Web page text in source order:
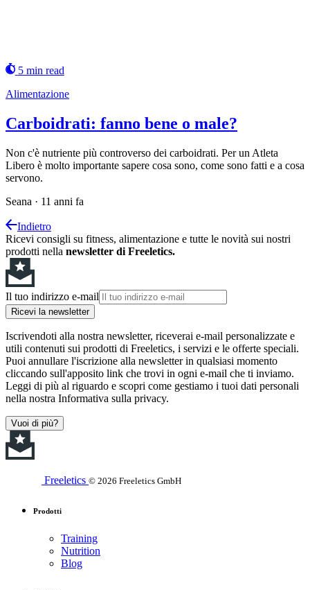
5 min read
Alimentazione
Carboidrati: fanno bene o male?
Non c'è nutriente più controverso dei carboidrati. Per un Atleta
Libero è molto importante sapere cosa sono, come sono fatti e a cosa
servono.
Seana · 11 anni fa
Indietro
Ricevi consigli su fitness, alimentazione e tutte le novità sui nostri
prodotti nella newsletter di Freeletics.
Il tuo indirizzo e-mail
Ricevi la newsletter
Iscrivendoti alla nostra newsletter, riceverai e-mail personalizzate e
utili contenuti sui prodotti di Freeletics, i servizi e le offerte speciali.
Puoi annullare l'iscrizione alla newsletter in qualsiasi momento
cliccando sull'apposito link che trovi in ogni e-mail che ti inviamo.
Leggi di più al riguardo e scopri come gestiamo i tuoi dati personali
nella nostra Informativa sulla privacy.
Vuoi di più?
Freeletics © 2026 Freeletics GmbH
Prodotti
Training
Nutrition
Blog